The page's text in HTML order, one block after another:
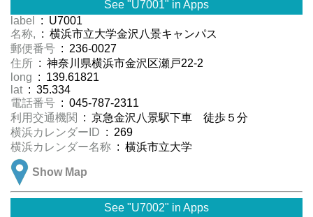
See "U7001" in Apps
label
: U7001
名称, : 横浜市立大学金沢八景キャンパス
郵便番号 : 236-0027
住所 : 神奈川県横浜市金沢区瀬戸22-2
long : 139.61821
lat : 35.334
電話番号 : 045-787-2311
利用交通機関
: 京急金沢八景駅下車 徒歩５分
横浜カレンダーID : 269
横浜カレンダー名称 : 横浜市立大学
Show Map
See "U7002" in Apps